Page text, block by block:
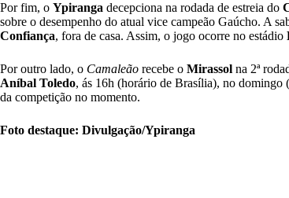
Por fim, o Ypiranga decepciona na rodada de estreia do
sobre o desempenho do atual vice campeão Gaúcho. A
Confiança, fora de casa. Assim, o jogo ocorre no estádio
Por outro lado, o Camaleão recebe o Mirassol na 2ª
Aníbal Toledo, ás 16h (horário de Brasília), no domingo
da competição no momento.
Foto destaque: Divulgação/Ypiranga